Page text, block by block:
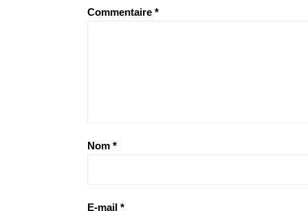
Commentaire *
Nom *
E-mail *